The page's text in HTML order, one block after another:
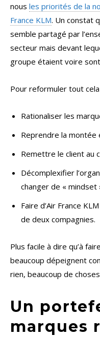
nous les priorités de la
France KLM. Un constat
semble partagé par
secteur mais devant
groupe étaient voire
Pour reformuler tout
Rationaliser les
Reprendre la montée
Remettre le client au
Décomplexifier
changer de « mindset
Faire d’Air France
de deux compagnies.
Plus facile à dire qu’à
beaucoup dépeignent
rien, beaucoup de
Un
marques